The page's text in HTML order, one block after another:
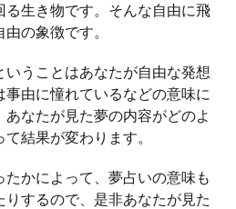
生き物です。そんな自由に飛
の象徴です。
うことはあなたが自由な発想
事由に憧れているなどの意味に
なたが見た夢の内容がどのよ
結果が変わります。
かによって、夢占いの意味も
するので、是非あなたが見た